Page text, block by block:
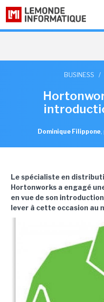
BUSINESS /
Dominique Filippone,
Le spécialiste en
Hortonworks a engagé
en vue de son
lever à cette occasion au